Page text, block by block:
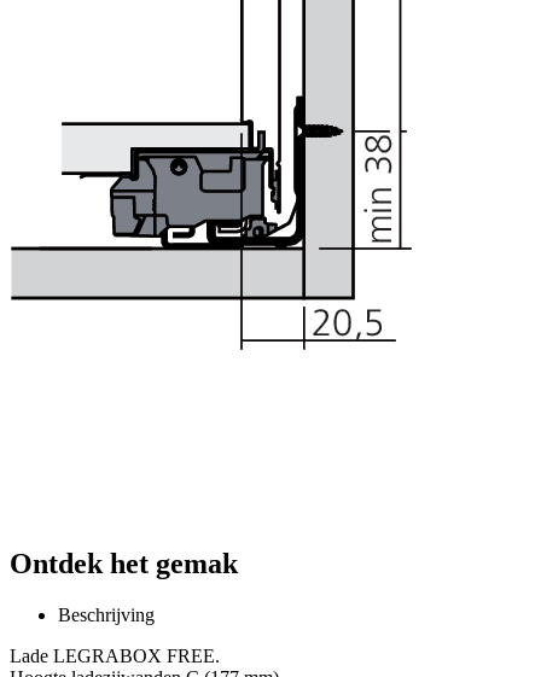
Ontdek het gemak
Beschrijving
Lade LEGRABOX FREE.